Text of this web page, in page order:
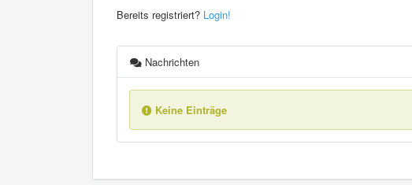
Bereits registriert? Login!
Nachrichten
Keine Einträge